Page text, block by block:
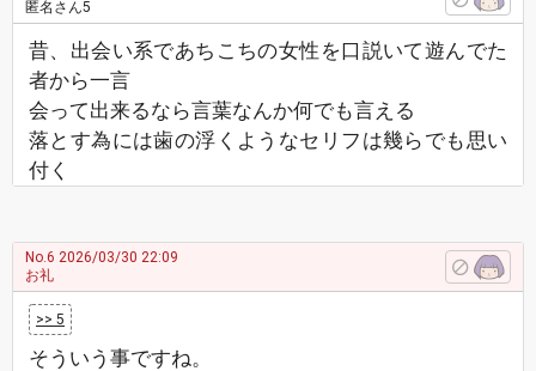
匿名さん5
昔、出会い系であちこちの女性を口説いて遊んでた
者から一言
会って出来るなら言葉なんか何でも言える
落とす為には歯の浮くようなセリフは幾らでも思い
付く
No.6 2026/03/30 22:09
お礼
>> 5
そういう事ですね。